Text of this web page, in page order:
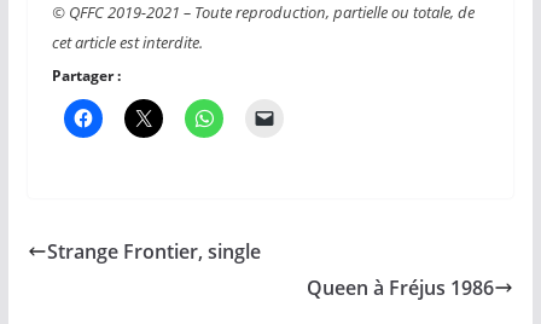
© QFFC 2019-2021 – Toute reproduction, partielle ou totale, de
cet article est interdite.
Partager :
Strange Frontier, single
Queen à Fréjus 1986